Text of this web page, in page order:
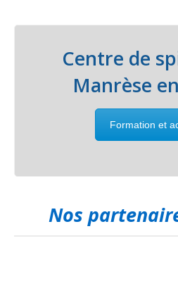
Centre de
Manrèse
Formation et
Nos